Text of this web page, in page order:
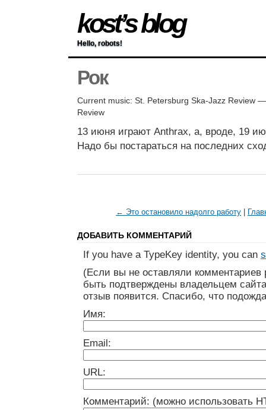
kost’s blog
Hello, robots!
Рок
Current music: St. Petersburg Ska-Jazz Review
Review
13 июня играют Anthrax, а, вроде, 19
Надо бы постараться на последних
← Это остановило надолго работу
ДОБАВИТЬ КОММЕНТАРИЙ
If you have a TypeKey identity, you can
(Если вы не оставляли
быть подтверждены владельцем
отзыв появится. Спасибо, что
Имя:
Email:
URL:
Комментарий: (можно использовать